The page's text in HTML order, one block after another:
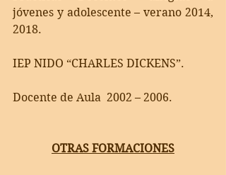
jóvenes y adolescente – verano 2014,
2018.
IEP NIDO “CHARLES DICKENS”.
Docente de Aula  2002 – 2006.
OTRAS FORMACIONES